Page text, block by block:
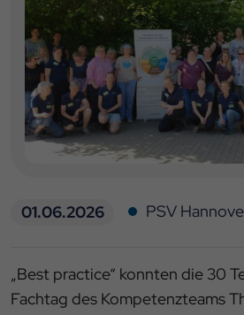
01.06.2026 PSV
„Best practice“ konnten die 30
Fachtag des Kompetenzteams